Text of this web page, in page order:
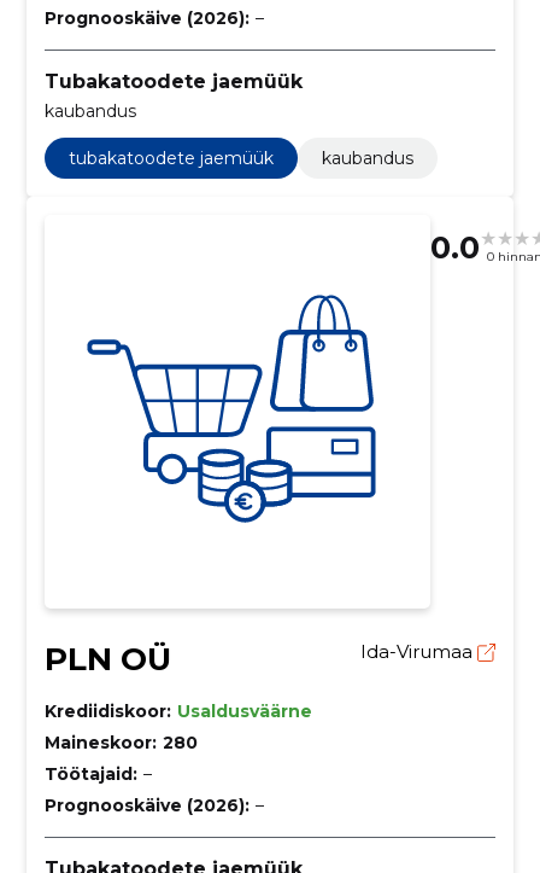
Prognooskäive (2026): –
Tubakatoodete jaemüük
kaubandus
tubakatoodete jaemüük kaubandus
0.0 0
PLN OÜ Ida-Virumaa
Krediidiskoor: Usaldusväärne
Maineskoor: 280
Töötajaid: –
Prognooskäive (2026): –